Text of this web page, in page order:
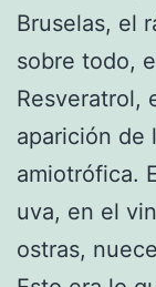
Bruselas, el
sobre todo,
Resveratrol,
aparición de
amiotrófica.
uva, en el
ostras,